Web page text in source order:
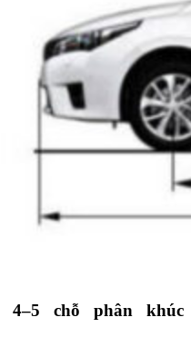
chỗ phân khúc